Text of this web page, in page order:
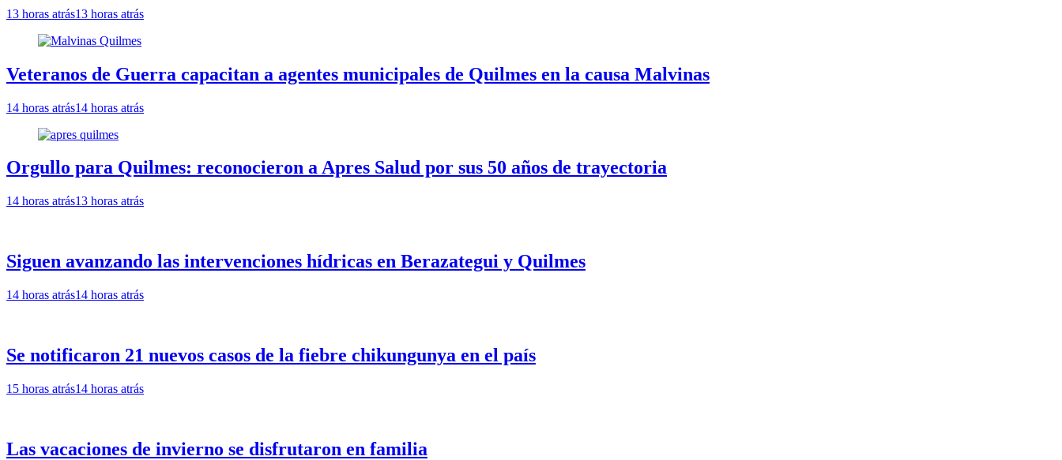
13 horas atrás13 horas atrás
Veteranos de Guerra capacitan a agentes municipales de Quilmes en la causa Malvinas
14 horas atrás14 horas atrás
Orgullo para Quilmes: reconocieron a Apres Salud por sus 50 años de trayectoria
14 horas atrás13 horas atrás
Siguen avanzando las intervenciones hídricas en Berazategui y Quilmes
14 horas atrás14 horas atrás
Se notificaron 21 nuevos casos de la fiebre chikungunya en el país
15 horas atrás14 horas atrás
Las vacaciones de invierno se disfrutaron en familia